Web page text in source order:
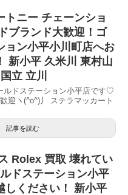
トニー チェーンショ
ブランド大歓迎！ゴ
ョン小平小川町店へお
新小平 久米川 東村山
立 立川
ルドステーション小平店です♡
迎ヽ(^o^)丿 ステラマッカート
記事を読む
Rolex 買取 壊れてい
ドステーション小平
しください！ 新小平